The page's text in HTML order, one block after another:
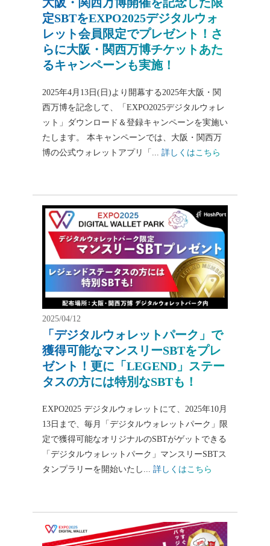
定SBTをEXPO2025デジタルウォ
レット会員限定でプレゼント！さ
らに大阪・関西万博チケットあた
るキャンペーンも実施！
2025年4月13日(日)より開幕する2025年大阪・関
西万博を記念して、「EXPO2025デジタルウォレ
ット」ダウンロード＆登録キャンペーンを実施い
たします。 本キャンペーンでは、大阪・関西万
博の公式ウォレットアプリ「... 詳しくはこちら
2025/04/12
「デジタルウォレットパーク」で
獲得可能なマンスリーSBTをプレ
ゼント！更に「LEGEND」ステー
タスの方には特別なSBTも！
EXPO2025 デジタルウォレットにて、2025年10月
13日まで、毎月「デジタルウォレットパーク」限
定で獲得可能なオリジナルのSBTがゲットできる
「デジタルウォレットパーク」マンスリーSBTス
タンプラリーを開始いたし... 詳しくはこちら